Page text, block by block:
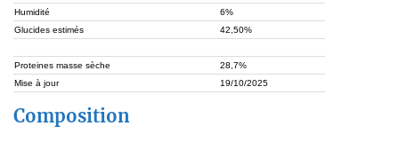
Humidité
6%
Glucides estimés
42,50%
Proteines masse sèche
28,7%
Mise à jour
19/10/2025
Composition